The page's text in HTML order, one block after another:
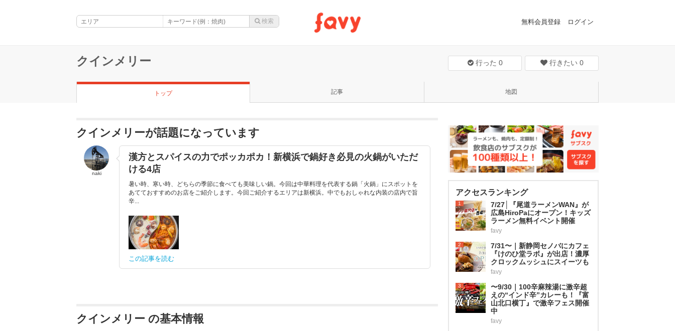
無料会員登録 ログイン
クインメリー 行った 0 行きたい 0
トップ 記事 地図
クインメリーが話題になっています
naki
漢方とスパイスの力でポッカポカ！新横浜で鍋好き必見の火鍋がいただ
ける4店
暑い時、寒い時、どちらの季節に食べても美味しい鍋。今回は中華料理を代表する鍋「火鍋」にスポットを
あてておすすめのお店をご紹介します。今回ご紹介するエリアは新横浜。中でもおしゃれな内装の店内で旨
辛...
この記事を読む
クインメリー の基本情報
アクセスランキング
1
7/27│『尾道ラーメンWAN』が
広島HiroPaにオープン！キッズ
ラーメン無料イベント開催
favy
2
7/31〜｜新静岡セノバにカフェ
『けのひ堂ラボ』が出店！濃厚
クロックムッシュにスイーツも
favy
3
〜9/30｜100辛麻辣湯に激辛超
えの“インド辛”カレーも！『富
山北口横丁』で激辛フェス開催
中
favy